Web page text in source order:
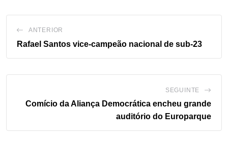
ANTERIOR
Rafael Santos vice-campeão nacional de sub-23
SEGUINTE
Comício da Aliança Democrática encheu grande
auditório do Europarque